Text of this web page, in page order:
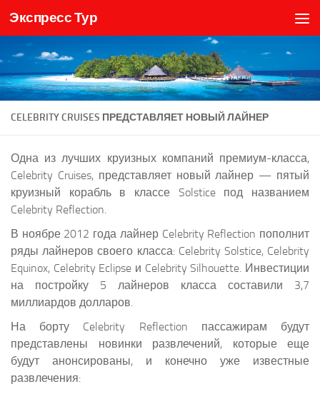
Skip to content
Экспресс Тур
CELEBRITY CRUISES ПРЕДСТАВЛЯЕТ НОВЫЙ ЛАЙНЕР
Одна из лучших круизных компаний премиум-класса,
Celebrity Cruises, представляет новый лайнер — пятый
круизный корабль в классе Solstice под названием
Celebrity Reflection.
В ноябре 2012 года лайнер Celebrity Reflection пополнит
ряды лайнеров своего класса: Celebrity Solstice, Celebrity
Equinox, Celebrity Eclipse и Celebrity Silhouette. Инвестиции
на постройку 5 лайнеров класса составили 3,7
миллиардов долларов.
На борту Celebrity Reflection пассажирам будут
представлены новинки развлечений, которые еще
будут анонсированы, и конечно уже известные
развлечения: